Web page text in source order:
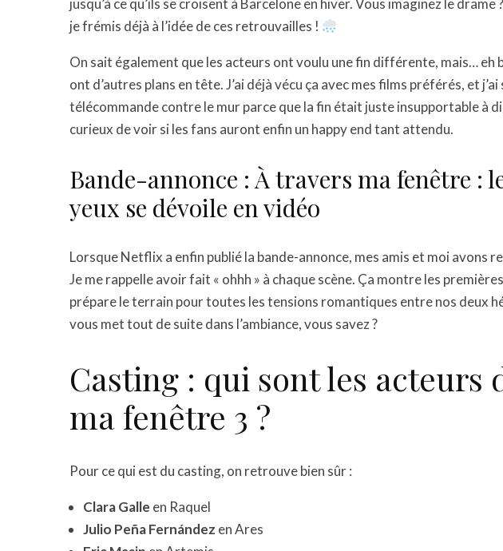
jusqu’à ce qu’ils se croisent à Barcelone en hiver. Vous imaginez le drame
je frémis déjà à l’idée de ces retrouvailles !
On sait également que les acteurs ont voulu une fin différente, mais… eh
ont d’autres plans en tête. J’ai déjà vécu ça avec mes films préférés, et
télécommande contre le mur parce que la fin était juste insupportable à
curieux de voir si les fans auront enfin un happy end tant attendu.
Bande-annonce : À travers ma fenêtre :
yeux se dévoile en vidéo
Lorsque Netflix a enfin publié la bande-annonce, mes amis et moi avons
Je me rappelle avoir fait « ohhh » à chaque scène. Ça montre les
prépare le terrain pour toutes les tensions romantiques entre nos deux
vous met tout de suite dans l’ambiance, vous savez ?
Casting : qui sont les acteurs
ma fenêtre 3 ?
Pour ce qui est du casting, on retrouve bien sûr :
Clara Galle en Raquel
Julio Peña Fernández en Ares